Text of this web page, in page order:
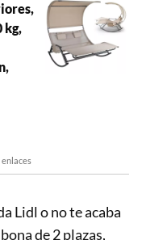
kg,
enlaces
Lidl o no te acaba
de 2 plazas,